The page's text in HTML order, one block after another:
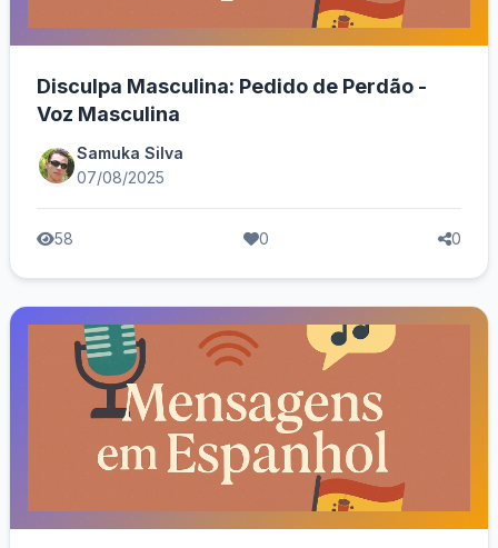
Disculpa Masculina: Pedido de Perdão -
Voz Masculina
Samuka Silva
07/08/2025
58 0 0